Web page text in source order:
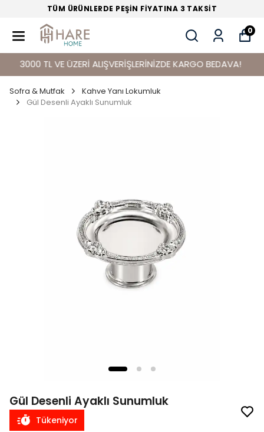
TÜM ÜRÜNLERDE PEŞİN FİYATINA 3 TAKSİT
0
3000 TL VE ÜZERİ ALIŞVERİŞLERİNİZDE KARGO BEDAVA!
Sofra & Mutfak
Kahve Yanı Lokumluk
Gül Desenli Ayaklı Sunumluk
Gül Desenli Ayaklı Sunumluk
Tükeniyor